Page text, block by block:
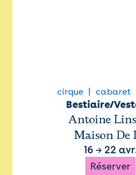
cirque cabaret
Bestiaire/
Antoine
Maison De
16→ 22
Réserver